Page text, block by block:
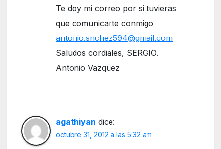
Te doy mi correo por si tuvieras
que comunicarte conmigo
antonio.snchez594@gmail.com
Saludos cordiales, SERGIO.
Antonio Vazquez
agathiyan dice:
octubre 31, 2012 a las 5:32 am